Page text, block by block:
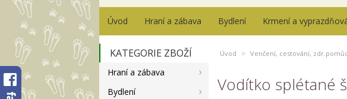
Úvod Hraní a zábava Bydlení Krmení a
KATEGORIE ZBOŽÍ
Hraní a zábava
Bydlení
Úvod » Venčení, cestování,
Vodítko splétané